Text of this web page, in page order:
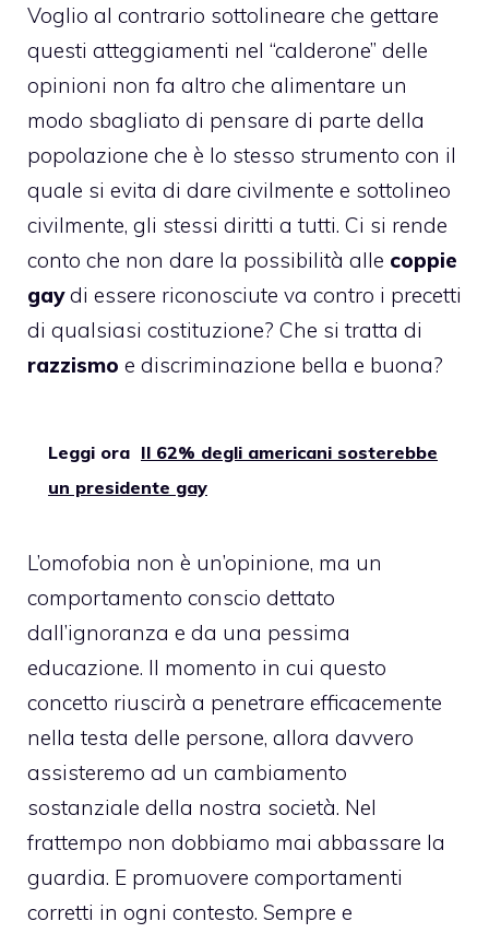
Voglio al contrario sottolineare che gettare
questi atteggiamenti nel “calderone” delle
opinioni non fa altro che alimentare un
modo sbagliato di pensare di parte della
popolazione che è lo stesso strumento con il
quale si evita di dare civilmente e sottolineo
civilmente, gli stessi diritti a tutti. Ci si rende
conto che non dare la possibilità alle coppie
gaydi essere riconosciute va contro i precetti
di qualsiasi costituzione? Che si tratta di
razzismo e discriminazione bella e buona?
Leggi ora Il 62% degli americani sosterebbe
un presidente gay
L’omofobia non è un’opinione, ma un
comportamento conscio dettato
dall’ignoranza e da una pessima
educazione. Il momento in cui questo
concetto riuscirà a penetrare efficacemente
nella testa delle persone, allora davvero
assisteremo ad un cambiamento
sostanziale della nostra società. Nel
frattempo non dobbiamo mai abbassare la
guardia. E promuovere comportamenti
corretti in ogni contesto. Sempre e